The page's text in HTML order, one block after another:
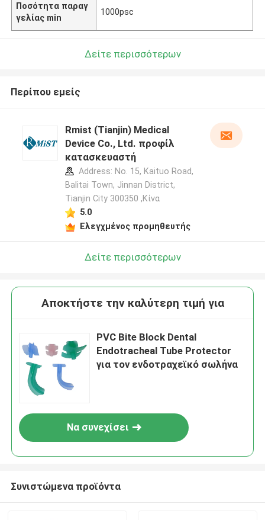
Ποσότητα παραγ
γελίας min
1000psc
Δείτε περισσότερων
Περίπου εμείς
Rmist (Tianjin) Medical
Device Co., Ltd. προφίλ
κατασκευαστή
Address: No. 15, Kaituo Road,
Balitai Town, Jinnan District,
Tianjin City 300350 ,Κίνα
5.0
Ελεγχμένος προμηθευτής
Δείτε περισσότερων
Αποκτήστε την καλύτερη τιμή για
PVC Bite Block Dental
Endotracheal Tube Protector
για τον ενδοτραχεϊκό σωλήνα
Να συνεχίσει
Συνιστώμενα προϊόντα